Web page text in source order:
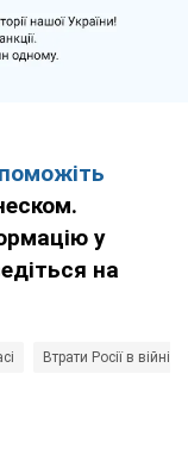
у
на
Втрати Росії в війні